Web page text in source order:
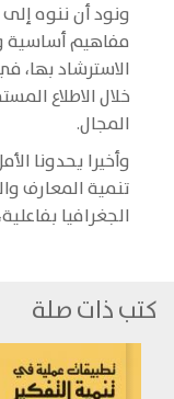
ونود أن ننوه
مفاهيم أساسية
الاسترشاد بها،
خلال الاطلاع
المجال.
وأخيرا يحدونا
تنمية المعارف
الجغرافيا
كتب ذات صلة